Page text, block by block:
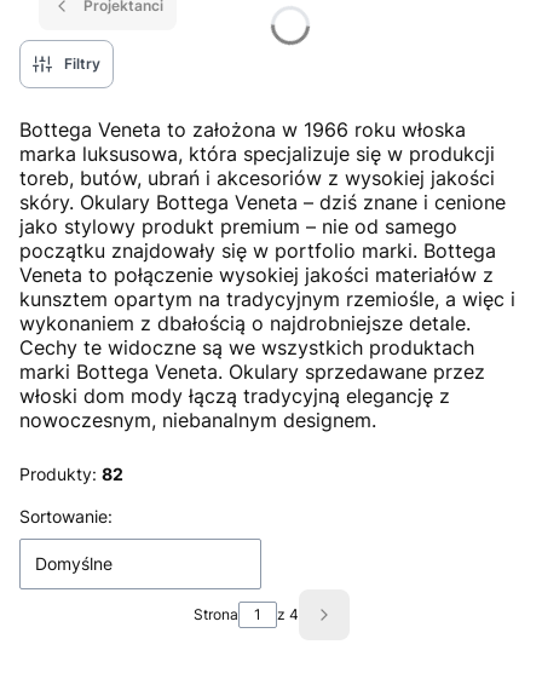
Projektanci
Filtry
Bottega Veneta to założona w 1966 roku włoska
marka luksusowa, która specjalizuje się w produkcji
toreb, butów, ubrań i akcesoriów z wysokiej jakości
skóry. Okulary Bottega Veneta – dziś znane i cenione
jako stylowy produkt premium – nie od samego
początku znajdowały się w portfolio marki. Bottega
Veneta to połączenie wysokiej jakości materiałów z
kunsztem opartym na tradycyjnym rzemiośle, a więc i
wykonaniem z dbałością o najdrobniejsze detale.
Cechy te widoczne są we wszystkich produktach
marki Bottega Veneta. Okulary sprzedawane przez
włoski dom mody łączą tradycyjną elegancję z
nowoczesnym, niebanalnym designem.
Produkty: 82
Lista produktów
Sortowanie:
Domyślne
Strona z 4 Następne produkty